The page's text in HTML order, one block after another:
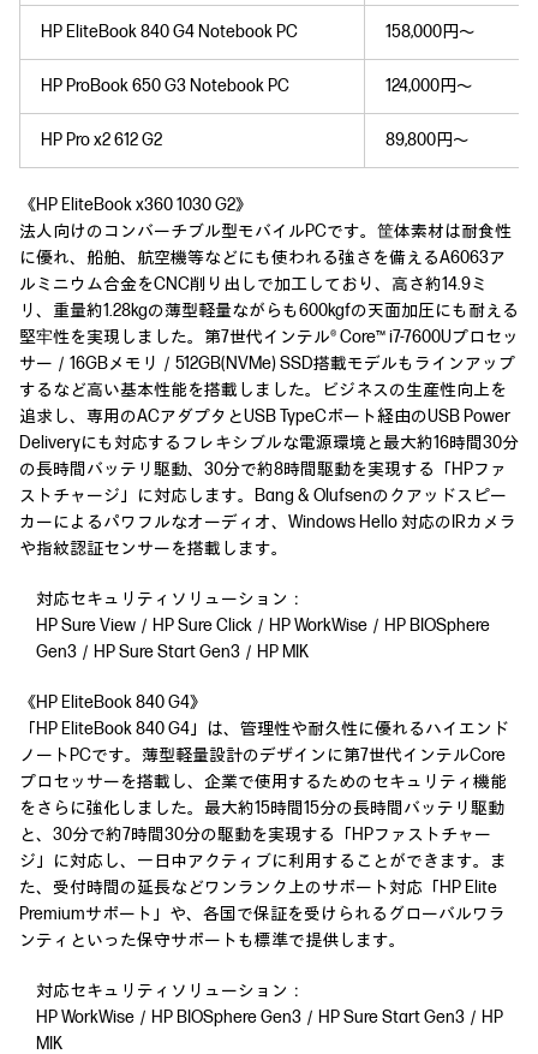
HP EliteBook 840 G4 Notebook PC 158,000円～
HP ProBook 650 G3 Notebook PC 124,000円～
HP Pro x2 612 G2 89,800円～
《HP EliteBook x360 1030 G2》
法人向けのコンバーチブル型モバイルPCです。筐体素材は耐食性
に優れ、船舶、航空機等などにも使われる強さを備えるA6063ア
ルミニウム合金をCNC削り出しで加工しており、高さ約14.9ミ
リ、重量約1.28kgの薄型軽量ながらも600kgfの天面加圧にも耐える
堅牢性を実現しました。第7世代インテル® Core™ i7-7600Uプロセッ
サー／16GBメモリ／512GB(NVMe) SSD搭載モデルもラインアップ
するなど高い基本性能を搭載しました。ビジネスの生産性向上を
追求し、専用のACアダプタとUSB TypeCポート経由のUSB Power
Deliveryにも対応するフレキシブルな電源環境と最大約16時間30分
の長時間バッテリ駆動、30分で約8時間駆動を実現する「HPファ
ストチャージ」に対応します。Bang & Olufsenのクアッドスピー
カーによるパワフルなオーディオ、Windows Hello 対応のIRカメラ
や指紋認証センサーを搭載します。
対応セキュリティソリューション：
HP Sure View／HP Sure Click／HP WorkWise／HP BIOSphere
Gen3／HP Sure Start Gen3／HP MIK
《HP EliteBook 840 G4》
「HP EliteBook 840 G4」は、管理性や耐久性に優れるハイエンド
ノートPCです。薄型軽量設計のデザインに第7世代インテルCore
プロセッサーを搭載し、企業で使用するためのセキュリティ機能
をさらに強化しました。最大約15時間15分の長時間バッテリ駆動
と、30分で約7時間30分の駆動を実現する「HPファストチャー
ジ」に対応し、一日中アクティブに利用することができます。ま
た、受付時間の延長などワンランク上のサポート対応「HP Elite
Premiumサポート」や、各国で保証を受けられるグローバルワラ
ンティといった保守サポートも標準で提供します。
対応セキュリティソリューション：
HP WorkWise／HP BIOSphere Gen3／HP Sure Start Gen3／HP
MIK